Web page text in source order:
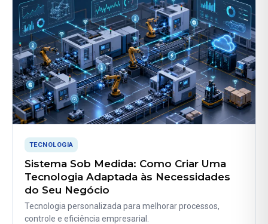
TECNOLOGIA
Sistema Sob Medida: Como Criar Uma
Tecnologia Adaptada às Necessidades
do Seu Negócio
Tecnologia personalizada para melhorar processos,
controle e eficiência empresarial.